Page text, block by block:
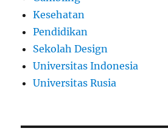
Kesehatan
Pendidikan
Sekolah Design
Universitas Indonesia
Universitas Rusia